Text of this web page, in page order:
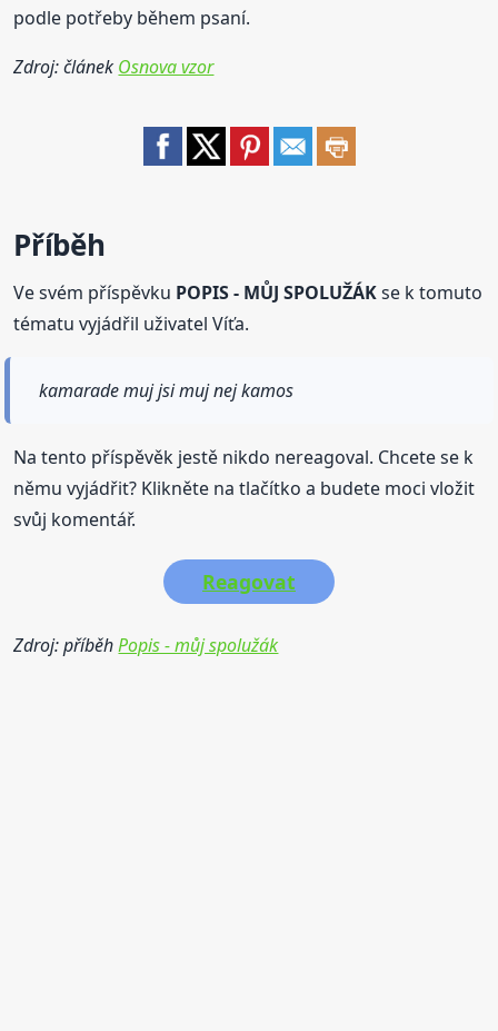
podle potřeby během psaní.
Zdroj: článek Osnova vzor
Příběh
Ve svém příspěvku POPIS - MŮJ SPOLUŽÁKse k tomuto
tématu vyjádřil uživatel Víťa.
kamarade muj jsi muj nej kamos
Na tento příspěvěk jestě nikdo nereagoval. Chcete se k
němu vyjádřit? Klikněte na tlačítko a budete moci vložit
svůj komentář.
Reagovat
Zdroj: příběhPopis - můj spolužák